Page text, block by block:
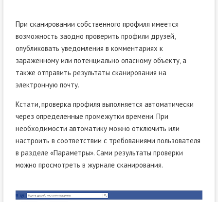
При сканировании собственного профиля имеется
возможность заодно проверить профили друзей,
опубликовать уведомления в комментариях к
зараженному или потенциально опасному объекту, а
также отправить результаты сканирования на
электронную почту.
Кстати, проверка профиля выполняется автоматически
через определенные промежутки времени. При
необходимости автоматику можно отключить или
настроить в соответствии с требованиями пользователя
в разделе «Параметры». Сами результаты проверки
можно просмотреть в журнале сканирования.